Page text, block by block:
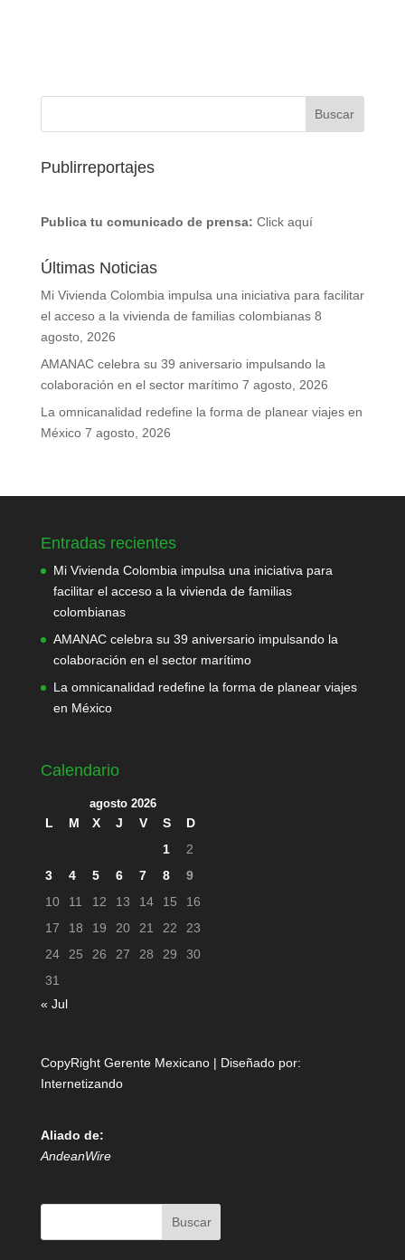
Publirreportajes
Publica tu comunicado de prensa: Click aquí
Últimas Noticias
Mi Vivienda Colombia impulsa una iniciativa para facilitar
el acceso a la vivienda de familias colombianas 8
agosto, 2026
AMANAC celebra su 39 aniversario impulsando la
colaboración en el sector marítimo 7 agosto, 2026
La omnicanalidad redefine la forma de planear viajes en
México 7 agosto, 2026
Entradas recientes
Mi Vivienda Colombia impulsa una iniciativa para
facilitar el acceso a la vivienda de familias
colombianas
AMANAC celebra su 39 aniversario impulsando la
colaboración en el sector marítimo
La omnicanalidad redefine la forma de planear viajes
en México
Calendario
agosto 2026
L M X J V S
D
1
2
3
4 5 6 7 8
9
10
11 12 13 14 15
16
17
18 19 20 21 22
23
24
25 26 27 28 29
30
31
« Jul
CopyRight Gerente Mexicano | Diseñado por:
Internetizando
Aliado de:
AndeanWire